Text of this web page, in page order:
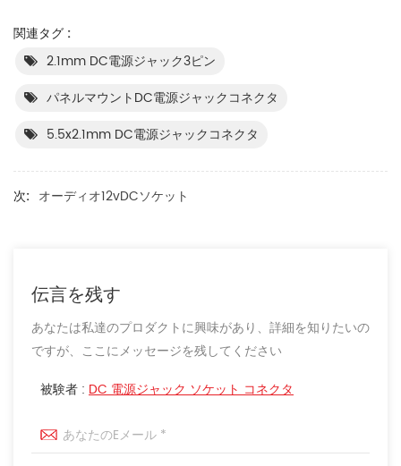
関連タグ :
2.1mm DC電源ジャック3ピン
パネルマウントDC電源ジャックコネクタ
5.5x2.1mm DC電源ジャックコネクタ
次: オーディオ12vDCソケット
伝言を残す
あなたは私達のプロダクトに興味があり、詳細を知りたいの
ですが、ここにメッセージを残してください
被験者 : DC 電源ジャック ソケット コネクタ